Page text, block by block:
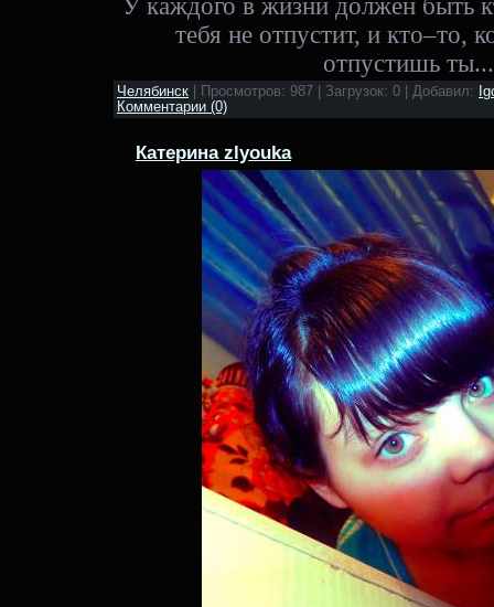
У каждого в жизни должен быть
тебя не отпустит, и кто–то,
отпустишь ты...
Челябинск | Просмотров: 987 | Загрузок: 0 | Добавил:
Комментарии (0)
Катерина zlyouka